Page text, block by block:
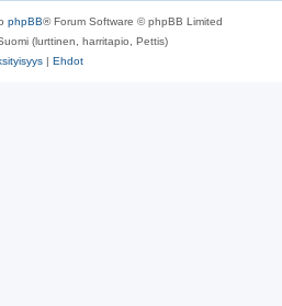
phpBB® Forum Software © phpBB Limited
(lurttinen, harritapio, Pettis)
| Ehdot